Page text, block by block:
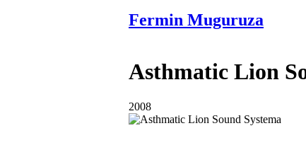
Fermin Muguruza
Asthmatic Lion
2008